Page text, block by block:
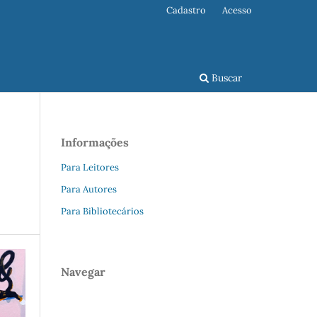
Buscar
Cadastro Acesso
Informações
Para Leitores
Para Autores
Para Bibliotecários
Navegar